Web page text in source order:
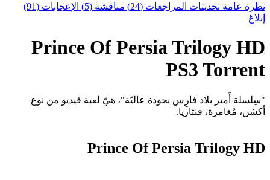
نظرة عامة تحديثات المراجعات (24) مناقشة (5)
الإعجابات (91)
إبلاغ
Prince Of Persia Trilogy HD
PS3 Torrent
"سِلسلة أَمير بلاد فارِس بجودة عاليّة"، هيّ لعبة فيديو من نوع
أكشن، مُغامرة، فنتَازيا.
Prince Of Persia Trilogy HD